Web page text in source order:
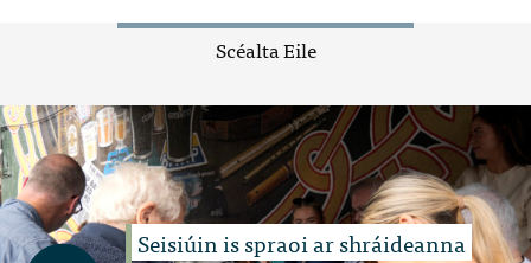
Scéalta Eile
Seisiúin is spraoi ar shráideanna